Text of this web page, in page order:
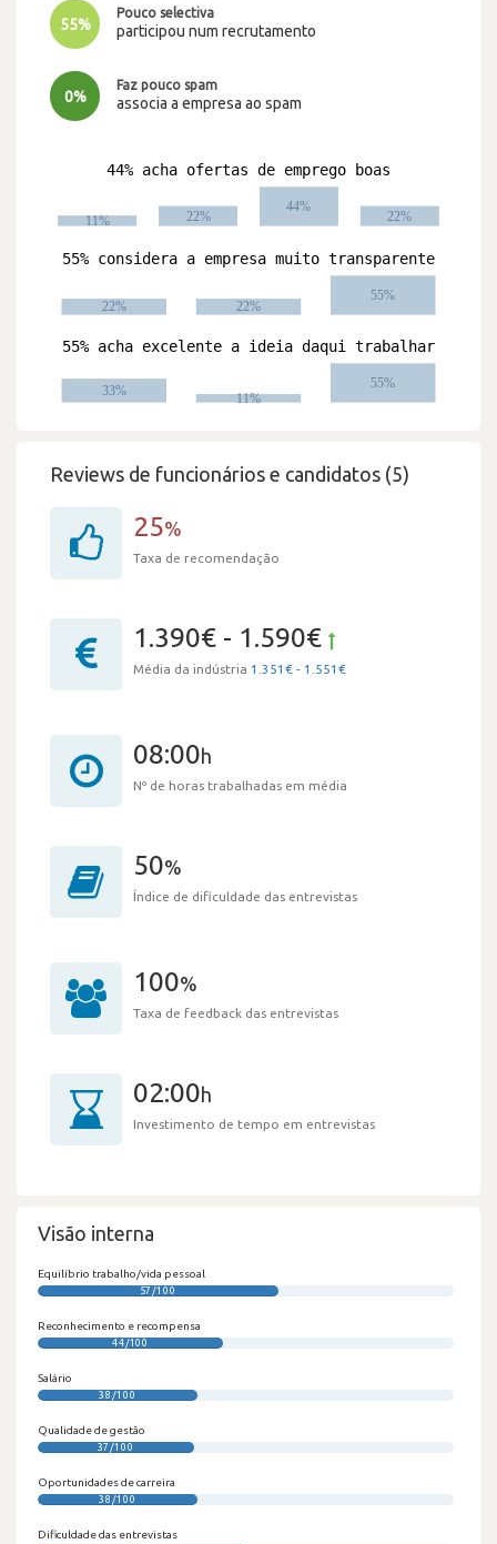
55%
Pouco selectiva
participou num recrutamento
0%
Faz pouco spam
associa a empresa ao spam
Reviews de funcionários e candidatos (5)
25%
Taxa de recomendação
1.390€ - 1.590€
Média da indústria 1.351€ - 1.551€
08:00h
Nº de horas trabalhadas em média
50%
Índice de dificuldade das entrevistas
100%
Taxa de feedback das entrevistas
02:00h
Investimento de tempo em entrevistas
Visão interna
Equilíbrio trabalho/vida pessoal
57/100
Reconhecimento e recompensa
44/100
Salário
38/100
Qualidade de gestão
37/100
Oportunidades de carreira
38/100
Dificuldade das entrevistas